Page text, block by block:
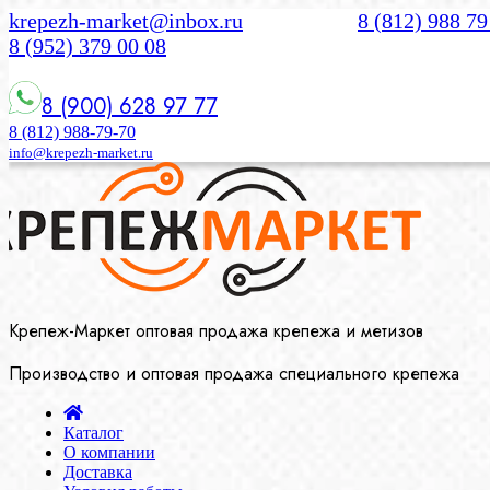
krepezh-market@inbox.ru
8 (812) 988
8 (952) 379 00 08
8 (900) 628 97 77
8 (812) 988-79-70
info@krepezh-market.ru
Крепеж-Маркет оптовая продажа крепежа и метизов
Производство и оптовая продажа специального крепежа
Каталог
О компании
Доставка